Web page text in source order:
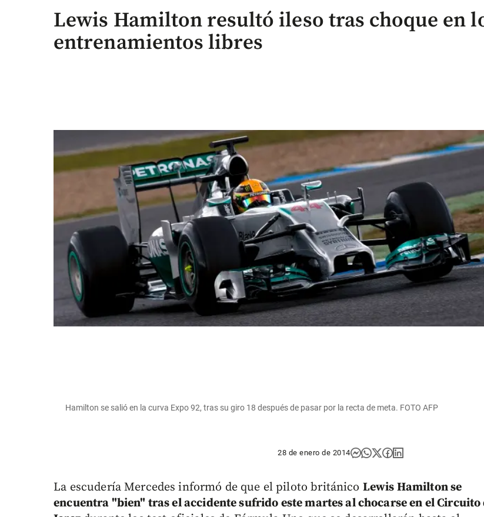
Lewis Hamilton resultó ileso tras choque en
entrenamientos libres
Hamilton se salió en la curva Expo 92, tras su giro 18 después de pasar por la recta de meta. FOTO AFP
28 de enero de 2014
La escudería Mercedes informó de que el piloto británico Lewis Hamilton se
encuentra "bien" tras el accidente sufrido este martes al chocarse en el Circuito